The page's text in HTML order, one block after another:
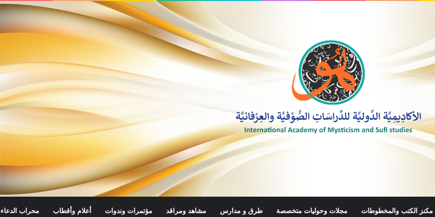
مكنز الكتب والمخطوطات مجلات وحوليات متخصصة طرق و مدارس مشاهد ومراقد مؤتمرات وندوات أعلام وأقطاب محراب الدعاء